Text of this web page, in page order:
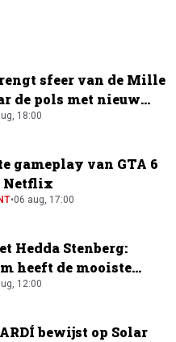
sfeer van de Mille
de pols met nieuw
18:00
gameplay van GTA 6
Netflix
•06 aug, 17:00
Hedda Stenberg:
heeft de mooiste
van Europa"
12:00
bewijst op Solar